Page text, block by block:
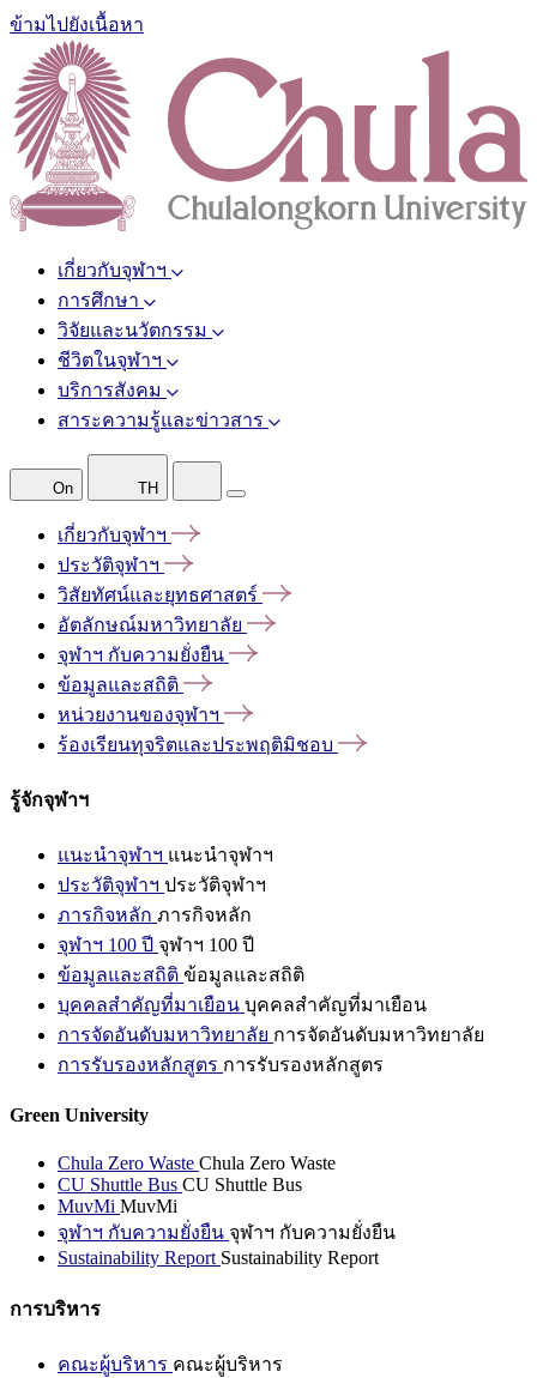
ข้ามไปยังเนื้อหา
เกี่ยวกับจุฬาฯ
การศึกษา
วิจัยและนวัตกรรม
ชีวิตในจุฬาฯ
บริการสังคม
สาระความรู้และข่าวสาร
On TH
เกี่ยวกับจุฬาฯ
ประวัติจุฬาฯ
วิสัยทัศน์และยุทธศาสตร์
อัตลักษณ์มหาวิทยาลัย
จุฬาฯ กับความยั่งยืน
ข้อมูลและสถิติ
หน่วยงานของจุฬาฯ
ร้องเรียนทุจริตและประพฤติมิชอบ
รู้จักจุฬาฯ
แนะนำจุฬาฯ แนะนำจุฬาฯ
ประวัติจุฬาฯ ประวัติจุฬาฯ
ภารกิจหลัก ภารกิจหลัก
จุฬาฯ 100 ปี จุฬาฯ 100 ปี
ข้อมูลและสถิติ ข้อมูลและสถิติ
บุคคลสำคัญที่มาเยือน บุคคลสำคัญที่มาเยือน
การจัดอันดับมหาวิทยาลัย การจัดอันดับมหาวิทยาลัย
การรับรองหลักสูตร การรับรองหลักสูตร
Green University
Chula Zero Waste Chula Zero Waste
CU Shuttle Bus CU Shuttle Bus
MuvMi MuvMi
จุฬาฯ กับความยั่งยืน จุฬาฯ กับความยั่งยืน
Sustainability Report Sustainability Report
การบริหาร
คณะผู้บริหาร คณะผู้บริหาร